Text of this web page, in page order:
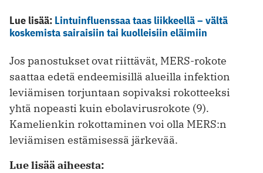
Lue lisää: Lintuinfluenssaa taas liikkeellä – vältä
koskemista sairaisiin tai kuolleisiin eläimiin
Jos panostukset ovat riittävät, MERS-rokote
saattaa edetä endeemisillä alueilla infektion
leviämisen torjuntaan sopivaksi rokotteeksi
yhtä nopeasti kuin ebolavirusrokote (9).
Kamelienkin rokottaminen voi olla MERS:n
leviämisen estämisessä järkevää.
Lue lisää aiheesta: